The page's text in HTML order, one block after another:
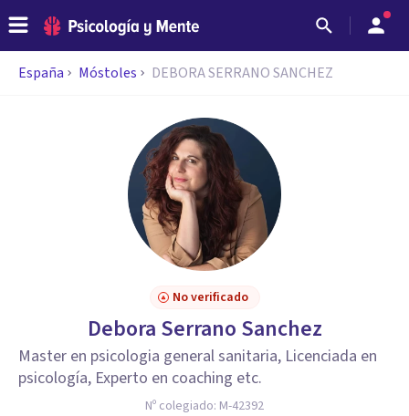
España Móstoles DEBORA SERRANO SANCHEZ
No verificado
Debora Serrano Sanchez
Master en psicologia general sanitaria, Licenciada en
psicología, Experto en coaching etc.
Nº colegiado: M-42392